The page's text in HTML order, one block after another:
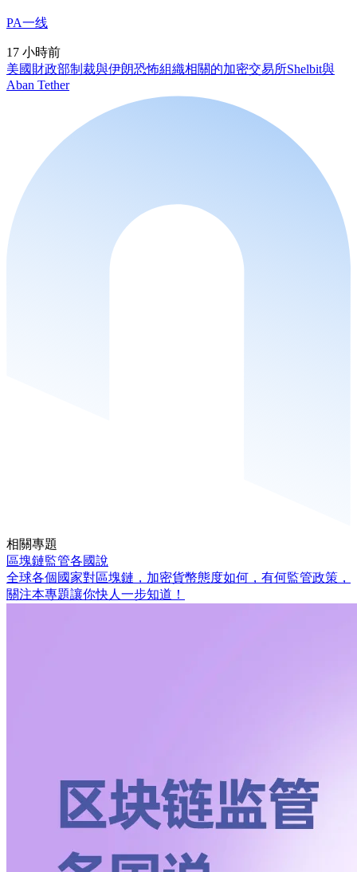
PA一线
17 小時前
美國財政部制裁與伊朗恐怖組織相關的加密交易所Shelbit與
Aban Tether
相關專題
區塊鏈監管各國說
全球各個國家對區塊鏈，加密貨幣態度如何，有何監管政策，
關注本專題讓你快人一步知道！